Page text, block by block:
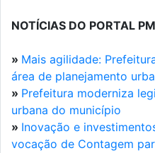
NOTÍCIAS DO PORTAL
» Mais agilidade:
área de planejamento
» Prefeitura moderniza
urbana do município
» Inovação e
vocação de Contagem